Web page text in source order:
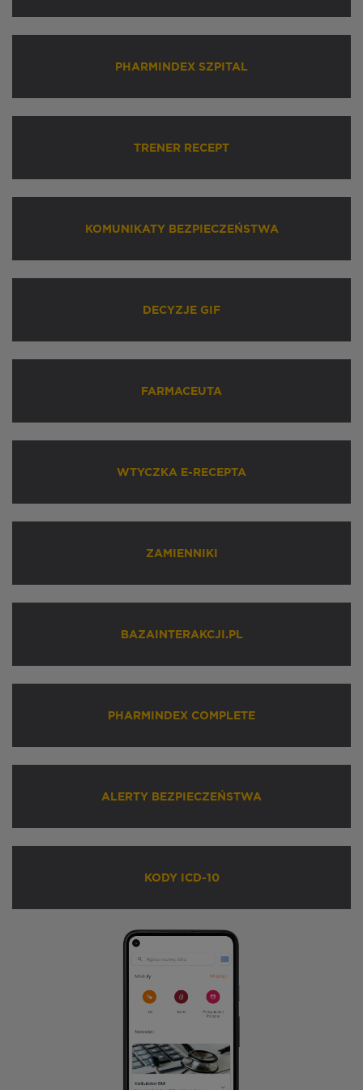
PHARMINDEX SZPITAL
TRENER RECEPT
KOMUNIKATY BEZPIECZEŃSTWA
DECYZJE GIF
FARMACEUTA
WTYCZKA E-RECEPTA
ZAMIENNIKI
BAZAINTERAKCJI.PL
PHARMINDEX COMPLETE
ALERTY BEZPIECZEŃSTWA
KODY ICD-10